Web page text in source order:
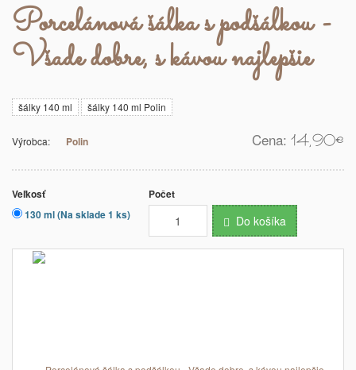
Porcelánová šálka s podšálkou -
Všade dobre, s kávou najlepšie
šálky 140 ml šálky 140 ml Polin
Výrobca: Polin Cena: 14,90€
Veľkosť
130 ml (Na sklade 1 ks)
Počet
Do košíka